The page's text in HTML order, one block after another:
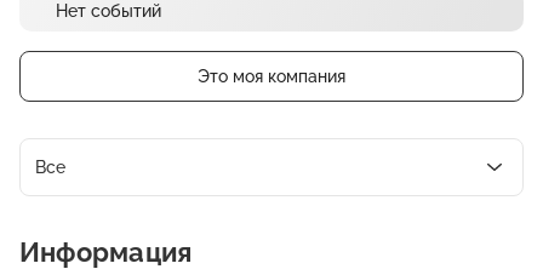
Нет событий
Это моя компания
Все
Информация